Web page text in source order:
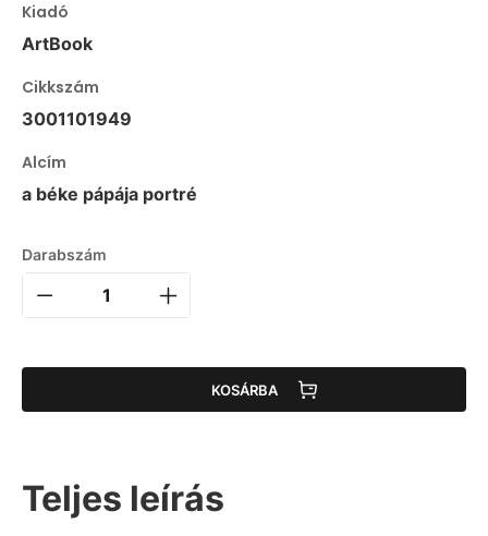
Kiadó
ArtBook
Cikkszám
3001101949
Alcím
a béke pápája portré
Darabszám
KOSÁRBA
Teljes leírás